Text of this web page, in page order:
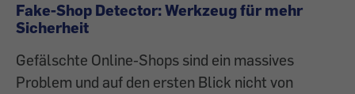
Fake-Shop Detector: Werkzeug für mehr
Sicherheit
Gefälschte Online-Shops sind ein massives
Problem und auf den ersten Blick nicht von